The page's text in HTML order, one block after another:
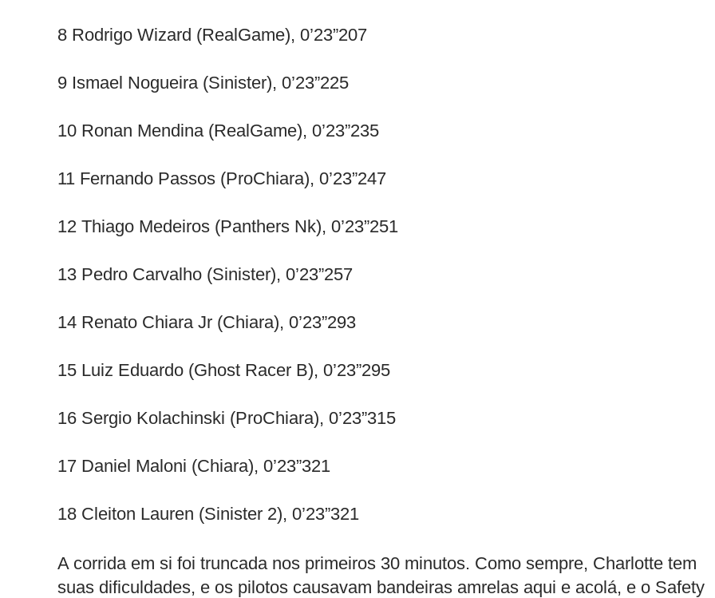
8 Rodrigo Wizard (RealGame), 0’23”207
9 Ismael Nogueira (Sinister), 0’23”225
10 Ronan Mendina (RealGame), 0’23”235
11 Fernando Passos (ProChiara), 0’23”247
12 Thiago Medeiros (Panthers Nk), 0’23”251
13 Pedro Carvalho (Sinister), 0’23”257
14 Renato Chiara Jr (Chiara), 0’23”293
15 Luiz Eduardo (Ghost Racer B), 0’23”295
16 Sergio Kolachinski (ProChiara), 0’23”315
17 Daniel Maloni (Chiara), 0’23”321
18 Cleiton Lauren (Sinister 2), 0’23”321
A corrida em si foi truncada nos primeiros 30 minutos. Como sempre, Charlotte tem
suas dificuldades, e os pilotos causavam bandeiras amrelas aqui e acolá, e o Safety